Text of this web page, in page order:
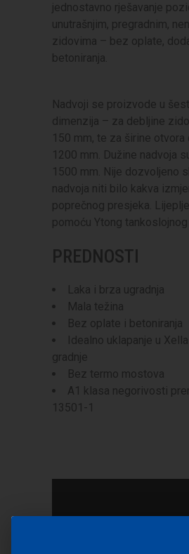
jednostavno rješavanje
unutrašnjim, pregradnim,
zidovima – bez oplate,
betoniranja.
Nadvoji se proizvode u
dimenzija – za debljine
150 mm, te za širine otvora
1200 mm. Dužine nadvoja
1500 mm. Nije dozvoljeno
nadvoja niti bilo kakva
poprečnog presjeka.
pomoću Ytong tankoslojnog
PREDNOSTI
Laka i brza ugradnja
Mala težina
Bez oplate i betoniranja
Idealno uklapanje u
gradnje
Bez termo mostova
A1 klasa negorivosti
13501-1